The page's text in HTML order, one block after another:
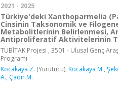
2021 - 2025
Türkiye'deki Xanthoparmelia
Cinsinin Taksonomik ve
Metabolitlerinin Belirlenmesi,
Antiproliferatif Aktivitelerinin
TÜBİTAK Projesi , 3501 - Ulusal Genç
Programı
Kocakaya Z. (Yürütücü), Kocakaya M.,
A., Çadır M.